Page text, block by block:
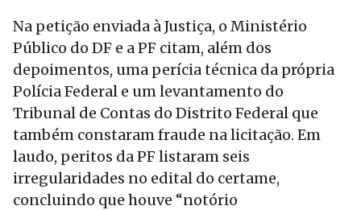
Na petição enviada à Justiça, o Ministério
Público do DF e a PF citam, além dos
depoimentos, uma perícia técnica da própria
Polícia Federal e um levantamento do
Tribunal de Contas do Distrito Federal que
também constaram fraude na licitação. Em
laudo, peritos da PF listaram seis
irregularidades no edital do certame,
concluindo que houve “notório